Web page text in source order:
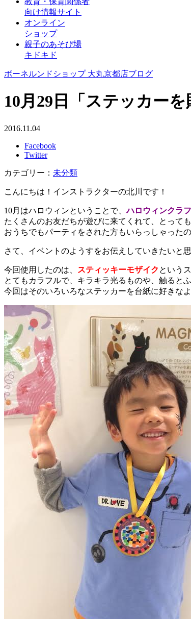
向け情報サイト
オンライン
ショップ
親子のあそび場
キドキド
ボーネルンドショップ 大丸京都店ブログ
10月29日「ステッカー
2016.11.04
Facebook
Twitter
カテゴリー： 未分類
こんにちは！インストラクターの北川です！
10月はハロウィンということで、ハロウィンクラ
たくさんのお友だちが遊びに来てくれて、とって
おうちでもパーティをされた方もいらっしゃった
さて、イベントのようすをお伝えしていきたいと思
今回使用したのは、 スティッキーモザイク という
とてもカラフルで、キラキラ光るものや、触ると
今回はそのいろいろなステッカーを台紙に好きな